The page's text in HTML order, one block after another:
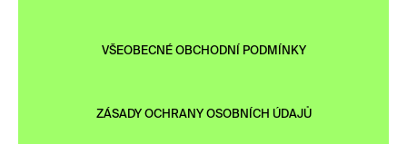
VŠEOBECNÉ OBCHODNÍ PODMÍNKY
ZÁSADY OCHRANY OSOBNÍCH ÚDAJŮ